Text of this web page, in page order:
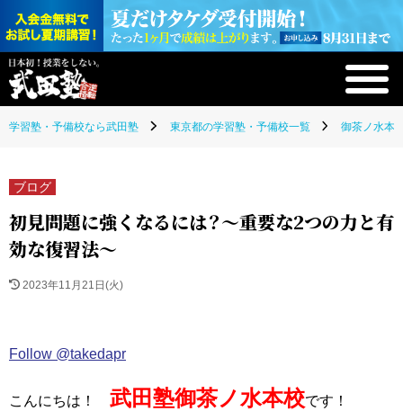
学習塾・予備校なら武田塾 東京都の学習塾・予備校一覧 御茶ノ水本
ブログ
初見問題に強くなるには？〜重要な2つの力と有
効な復習法〜
2023年11月21日(火)
Follow @takedapr
こんにちは！ 武田塾御茶ノ水本校です！